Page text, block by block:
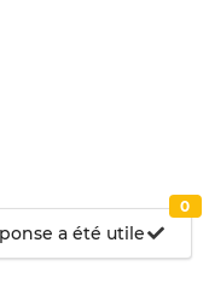
a été utile
0